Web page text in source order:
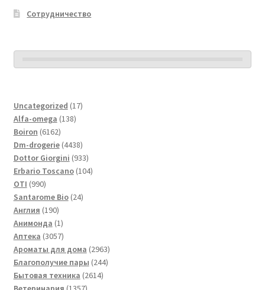
Сотрудничество
Uncategorized 1717
Alfa-omega 138138
Boiron 61626162
товара
Dm-drogerie 44384438
товаров
Dottor Giorgini 933933
товара
Erbario Toscano 104104
OTI 990990
товаров
Santarome Bio 2424
Англия 190190
товаров
Анимонда 11
товар
Аптека 30573057
товаров
Ароматы для дома 29632963
товара
Благополучие пары 244244
Бытовая техника 26142614
1357